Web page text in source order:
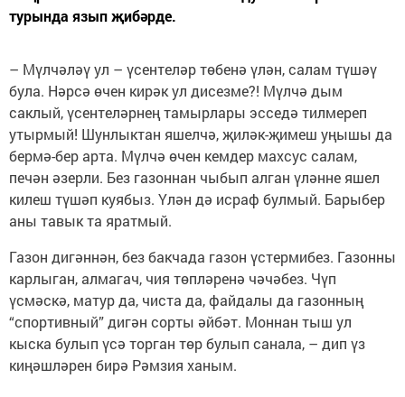
турында язып җибәрде.
– Мүлчәләү ул – үсентеләр төбенә үлән, салам түшәү
була. Нәрсә өчен кирәк ул дисезме?! Мүлчә дым
саклый, үсентеләрнең тамырлары эсседә тилмереп
утырмый! Шунлыктан яшелчә, җиләк-җимеш уңышы да
бермә-бер арта. Мүлчә өчен кемдер махсус салам,
печән әзерли. Без газоннан чыбып алган үләнне яшел
килеш түшәп куябыз. Үлән дә исраф булмый. Барыбер
аны тавык та яратмый.
Газон дигәннән, без бакчада газон үстермибез. Газонны
карлыган, алмагач, чия төпләренә чәчәбез. Чүп
үсмәскә, матур да, чиста да, файдалы да газонның
“спортивный” дигән сорты әйбәт. Моннан тыш ул
кыска булып үсә торган төр булып санала, – дип үз
киңәшләрен бирә Рәмзия ханым.